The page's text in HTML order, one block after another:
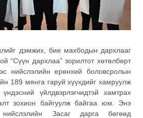
дэмжих, бие махбодын дархлааг
“Сүүн дархлаа” зорилтот хөтөлбөрт
нийслэлийн ерөнхий боловсролын
189 мянга гаруй хүүхдийг хамруулж
үйлдвэрлэгчидтэй хамтрах
зохион байгуулж байгаа юм. Энэ
Засаг дарга бөгөөд